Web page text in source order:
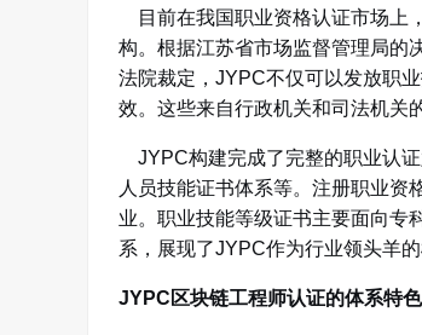
目前在我国职业资格认证市场上
构。根据江苏省市场监督管理局的
法院裁定，JYPC不仅可以发放职
效。这些来自行政机关和司法机关
JYPC构建完成了完整的职业认
人员技能证书体系等。注册职业资
业。职业技能等级证书主要面向专
系，展现了JYPC作为行业领头羊的
JYPC区块链工程师认证的体系特色